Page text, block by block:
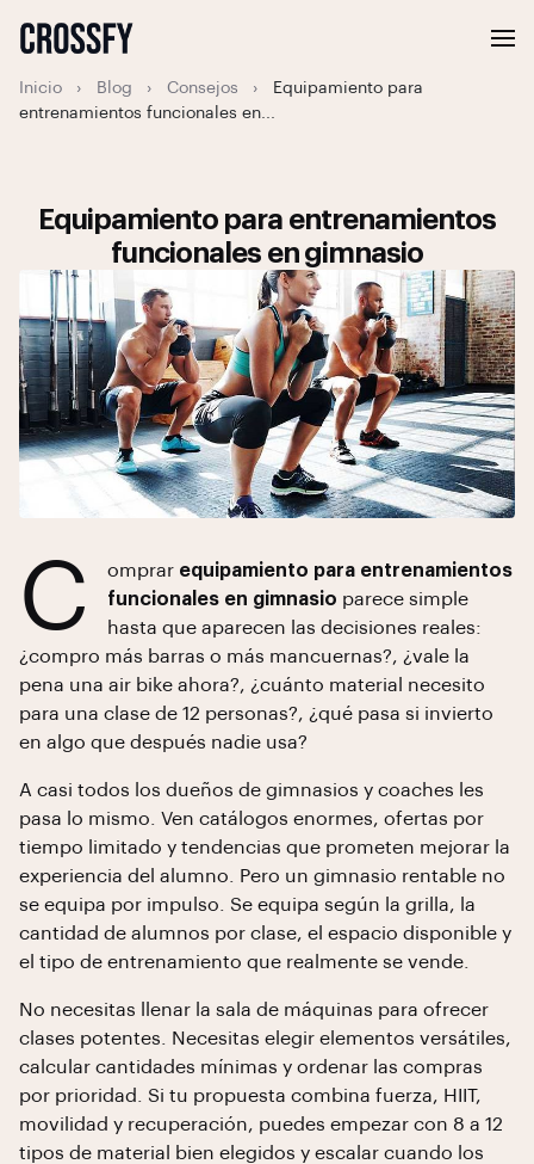
Inicio › Blog › Consejos ›
Equipamiento para
entrenamientos funcionales en...
Equipamiento para entrenamientos
funcionales en gimnasio
C omprar equipamiento para entrenamientos
funcionales en gimnasio parece simple
hasta que aparecen las decisiones reales:
¿compro más barras o más mancuernas?, ¿vale la
pena una air bike ahora?, ¿cuánto material necesito
para una clase de 12 personas?, ¿qué pasa si invierto
en algo que después nadie usa?
A casi todos los dueños de gimnasios y coaches les
pasa lo mismo. Ven catálogos enormes, ofertas por
tiempo limitado y tendencias que prometen mejorar la
experiencia del alumno. Pero un gimnasio rentable no
se equipa por impulso. Se equipa según la grilla, la
cantidad de alumnos por clase, el espacio disponible y
el tipo de entrenamiento que realmente se vende.
No necesitas llenar la sala de máquinas para ofrecer
clases potentes. Necesitas elegir elementos versátiles,
calcular cantidades mínimas y ordenar las compras
por prioridad. Si tu propuesta combina fuerza, HIIT,
movilidad y recuperación, puedes empezar con 8 a 12
tipos de material bien elegidos y escalar cuando los